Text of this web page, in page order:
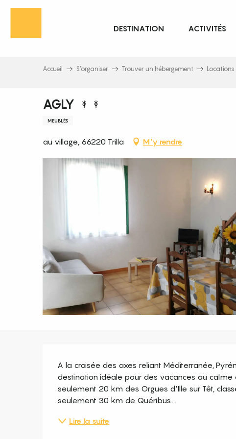
Aller
principal
DESTINATION ACTIVITÉS
Accueil S’organiser Trouver un hébergement
AGLY
MEUBLÉS
au village, 66220 Trilla M'y rendre
Description
A la croisée des axes reliant Méditerranée,
destination idéale pour des vacances au calme
seulement 20 km des Orgues d'Ille sur Têt,
seulement 30 km de Quéribus....
Lire la suite